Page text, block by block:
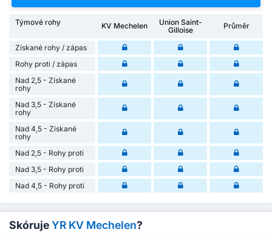
Týmové rohy KV Mechelen
Union Saint-
Gilloise
Průměr
Získané rohy / zápas
Rohy proti / zápas
Nad 2,5 - Získané
rohy
Nad 3,5 - Získané
rohy
Nad 4,5 - Získané
rohy
Nad 2,5 - Rohy proti
Nad 3,5 - Rohy proti
Nad 4,5 - Rohy proti
SkórujeYR KV Mechelen?